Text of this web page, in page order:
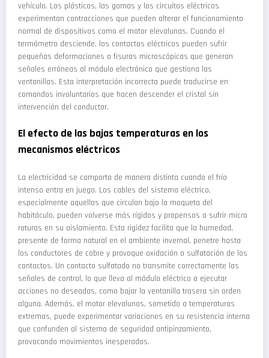
vehículo. Los plásticos, las gomas y los circuitos eléctricos
experimentan contracciones que pueden alterar el funcionamiento
normal de dispositivos como el motor elevalunas. Cuando el
termómetro desciende, los contactos eléctricos pueden sufrir
pequeñas deformaciones o fisuras microscópicas que generan
señales erróneas al módulo electrónico que gestiona las
ventanillas. Esta interpretación incorrecta puede traducirse en
comandos involuntarios que hacen descender el cristal sin
intervención del conductor.
El efecto de las bajas temperaturas en los
mecanismos eléctricos
La electricidad se comporta de manera distinta cuando el frío
intenso entra en juego. Los cables del sistema eléctrico,
especialmente aquellos que circulan bajo la moqueta del
habitáculo, pueden volverse más rígidos y propensos a sufrir micro
roturas en su aislamiento. Esta rigidez facilita que la humedad,
presente de forma natural en el ambiente invernal, penetre hasta
los conductores de cobre y provoque oxidación o sulfatación de los
contactos. Un contacto sulfatado no transmite correctamente las
señales de control, lo que lleva al módulo eléctrico a ejecutar
acciones no deseadas, como bajar la ventanilla trasera sin orden
alguna. Además, el motor elevalunas, sometido a temperaturas
extremas, puede experimentar variaciones en su resistencia interna
que confunden al sistema de seguridad antipinzamiento,
provocando movimientos inesperados.